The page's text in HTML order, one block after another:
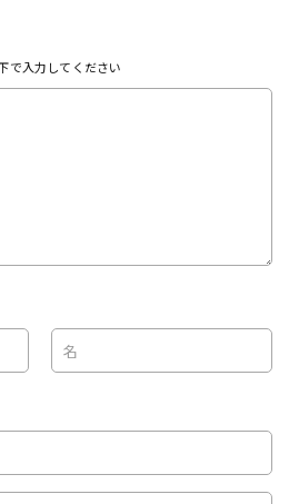
で入力してください